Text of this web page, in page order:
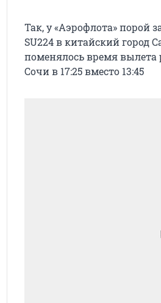
Так, у «Аэрофлота» порой
SU224 в китайский город
поменялось время вылета
Сочи в 17:25 вместо 13:45